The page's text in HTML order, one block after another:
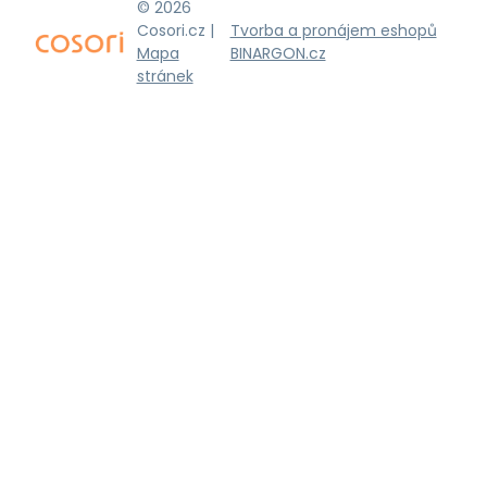
© 2026
Cosori.cz |
Mapa
stránek
Tvorba a pronájem eshopů
BINARGON.cz